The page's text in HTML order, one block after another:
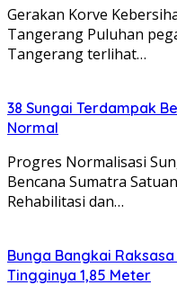
Gerakan Korve
Tangerang Puluhan
Tangerang terlihat…
38 Sungai Terdampak
Normal
Progres Normalisasi
Bencana Sumatra
Rehabilitasi dan…
Bunga Bangkai
Tingginya 1,85 Meter